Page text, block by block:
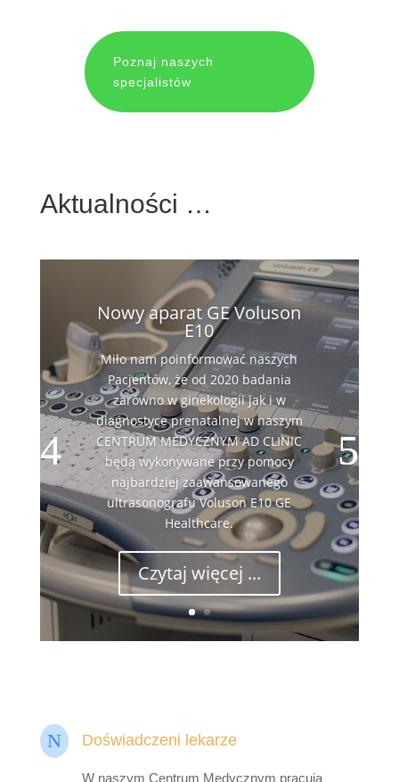
Poznaj naszych
specjalistów
Aktualności …
Nowy aparat GE Voluson
E10
Miło nam poinformować naszych
Pacjentów, że od 2020 badania
zarówno w ginekologii jak i w
diagnostyce prenatalnej w naszym
CENTRUM MEDYCZNYM AD CLINIC
będą wykonywane przy pomocy
najbardziej zaawansowanego
ultrasonografu Voluson E10 GE
Healthcare.
Czytaj więcej ...
N Doświadczeni lekarze
W naszym Centrum Medycznym pracują